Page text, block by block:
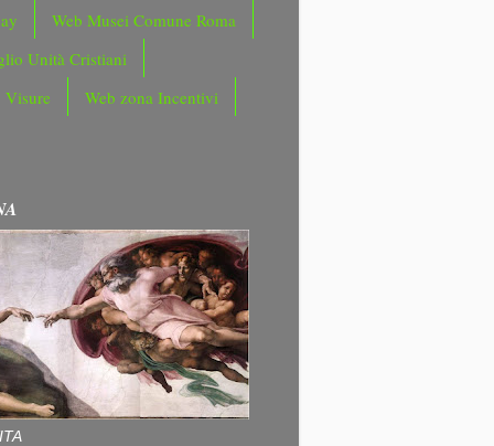
Web Musei Comune Roma
Unità Cristiani
Visure
Web zona Incentivi